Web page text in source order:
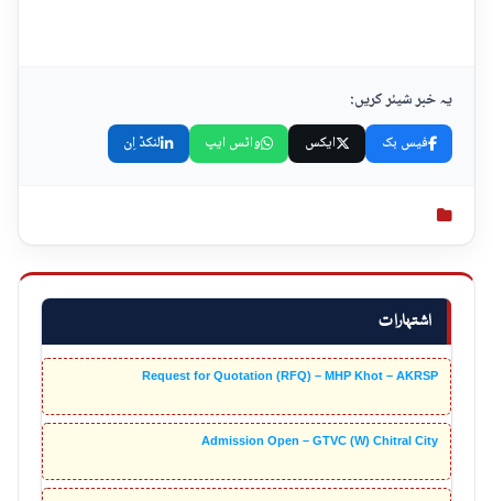
اشتہارات
Request for Quotation (RFQ) – MHP Khot – AKRSP
Admission Open – GTVC (W) Chitral City
یہ خبر شیئر کریں:
فیس بک ایکس واٹس ایپ لنکڈ اِن